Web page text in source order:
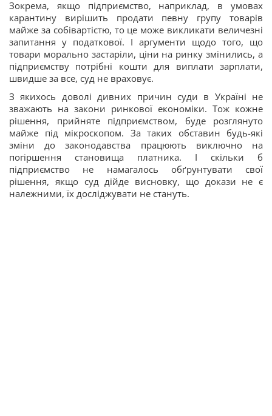
Зокрема, якщо підприємство, наприклад, в умовах
карантину вирішить продати певну групу товарів
майже за собівартістю, то це може викликати величезні
запитання у податкової. І аргументи щодо того, що
товари морально застаріли, ціни на ринку змінились, а
підприємству потрібні кошти для виплати зарплати,
швидше за все, суд не враховує.
З якихось доволі дивних причин суди в Україні не
зважають на закони ринкової економіки. Тож кожне
рішення, прийняте підприємством, буде розглянуто
майже під мікроскопом. За таких обставин будь-які
зміни до законодавства працюють виключно на
погіршення становища платника. І скільки б
підприємство не намагалось обґрунтувати свої
рішення, якщо суд дійде висновку, що докази не є
належними, їх досліджувати не стануть.